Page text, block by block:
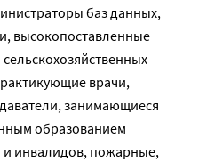
баз данных,
высокопоставленные
врачи,
занимающиеся
образованием
и инвалидов, пожарные,